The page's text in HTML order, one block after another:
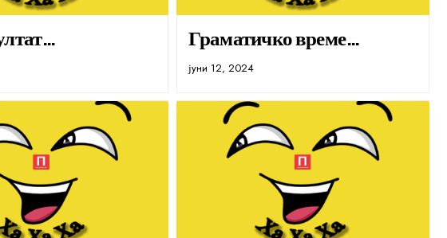
Граматичко време…
јуни 12, 2024